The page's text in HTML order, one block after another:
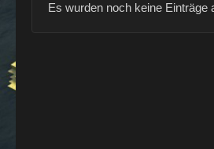
Es wurden noch keine Einträge